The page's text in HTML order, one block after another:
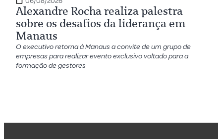
Alexandre Rocha realiza palestra
sobre os desafios da liderança em
Manaus
O executivo retorna à Manaus a convite de um grupo de
empresas para realizar evento exclusivo voltado para a
formação de gestores